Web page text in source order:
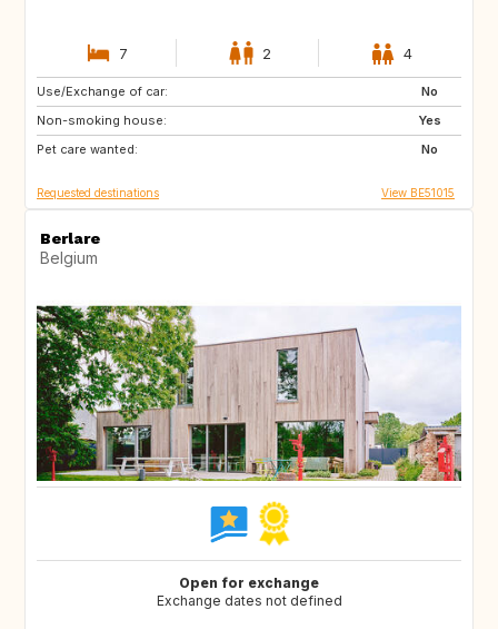
7 2 4
Use/Exchange of car:
No
Non-smoking house:
Yes
Pet care wanted:
No
IS
FI
NO
Requested destinations View BE51015
Berlare
Belgium
Open for exchange
Exchange dates not defined